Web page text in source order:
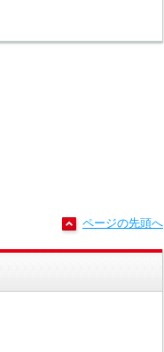
ページの先頭へ